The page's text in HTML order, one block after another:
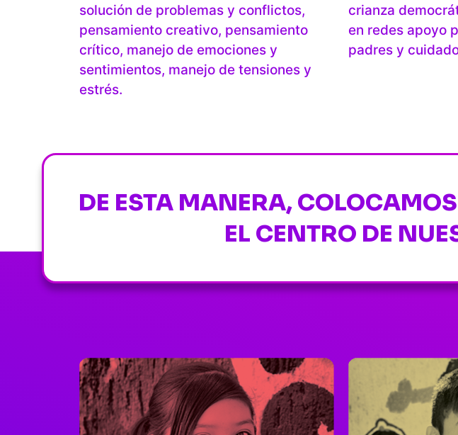
solución de problemas y conflictos,
pensamiento creativo, pensamiento
crítico, manejo de emociones y
sentimientos, manejo de tensiones y
estrés.
crianza
en redes apoyo
padres y
DE ESTA MANERA,
EL CENTRO DE